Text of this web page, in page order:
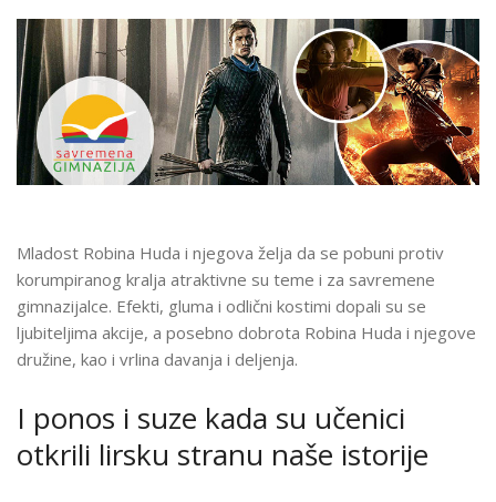
Mladost Robina Huda i njegova želja da se pobuni protiv
korumpiranog kralja atraktivne su teme i za savremene
gimnazijalce. Efekti, gluma i odlični kostimi dopali su se
ljubiteljima akcije, a posebno dobrota Robina Huda i njegove
družine, kao i vrlina davanja i deljenja.
I ponos i suze kada su učenici
otkrili lirsku stranu naše istorije